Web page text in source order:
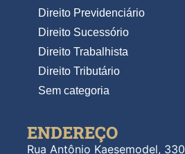
Direito Previdenciário
Direito Sucessório
Direito Trabalhista
Direito Tributário
Sem categoria
ENDEREÇO
Rua Antônio Kaesemodel, 330